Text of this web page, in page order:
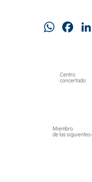
WhatsApp
Centro
concertado:
Miembro
de las